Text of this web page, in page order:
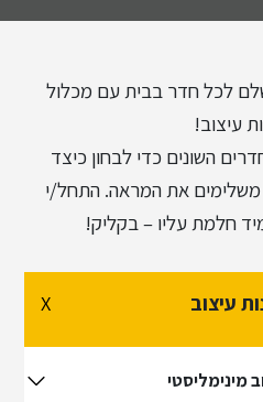
לכל חדר בבית עם מכלול
עיצוב!
השונים כדי לבחון כיצד
משלימים את המראה. התחל/י
חלמת עליו – בקליק!
עיצוב X
מינימליסטי
עיצוב כפרי
עיצוב תעשייתי
סקנדינבי